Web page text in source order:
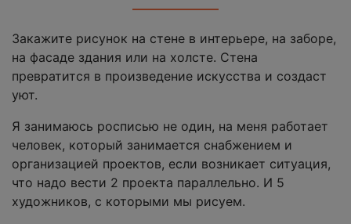
Закажите рисунок на стене в интерьере, на заборе,
на фасаде здания или на холсте. Стена
превратится в произведение искусства и создаст
уют.
Я занимаюсь росписью не один, на меня работает
человек, который занимается снабжением и
организацией проектов, если возникает ситуация,
что надо вести 2 проекта параллельно. И 5
художников, с которыми мы рисуем.